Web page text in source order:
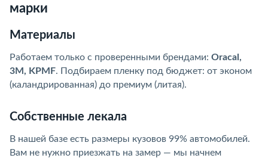
марки
Материалы
Работаем только с проверенными брендами: Oracal,
3M, KPMF. Подбираем пленку под бюджет: от эконом
(каландрированная) до премиум (литая).
Собственные лекала
В нашей базе есть размеры кузовов 99% автомобилей.
Вам не нужно приезжать на замер — мы начнем